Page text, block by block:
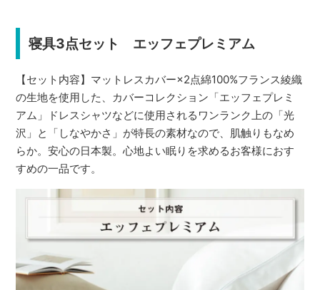
寝具3点セット エッフェプレミアム
【セット内容】マットレスカバー×2点綿100%フランス綾織
の生地を使用した、カバーコレクション「エッフェプレミ
アム」ドレスシャツなどに使用されるワンランク上の「光
沢」と「しなやかさ」が特長の素材なので、肌触りもなめ
らか。安心の日本製。心地よい眠りを求めるお客様におす
すめの一品です。